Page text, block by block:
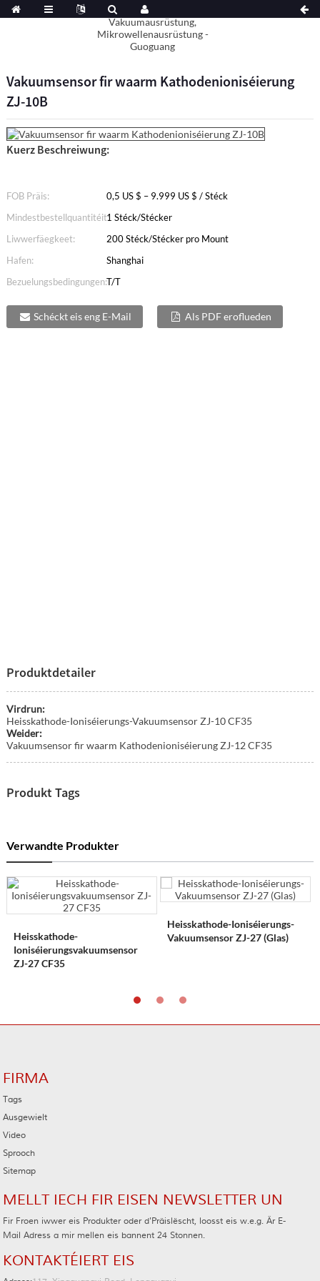
Vakuumsensor fir waarm Kathodenioniséierung
ZJ-10B
Kuerz Beschreiwung:
FOB Präis:
0,5 US $ – 9.999 US $ / Stéck
Mindestbestellquantitéit:1 Stéck/Stécker
Liwwerfäegkeet:
200 Stéck/Stécker pro Mount
Hafen:
Shanghai
Bezuelungsbedingungen:T/T
Schéckt eis eng E-Mail Als PDF eroflueden
Produktdetailer
Virdrun:
Heisskathode-Ioniséierungs-Vakuumsensor ZJ-10 CF35
Weider:
Vakuumsensor fir waarm Kathodenioniséierung ZJ-12 CF35
Produkt Tags
Verwandte Produkter
Heisskathode-
Ioniséierungsvakuumsensor
ZJ-27 CF35
Heisskathode-Ioniséierungs-
Vakuumsensor ZJ-27 (Glas)
FIRMA
Tags
Ausgewielt
Video
Sprooch
Sitemap
MELLT IECH FIR EISEN NEWSLETTER UN
Fir Froen iwwer eis Produkter oder d'Präislëscht, loosst eis w.e.g. Är E-
Mail Adress a mir mellen eis bannent 24 Stonnen.
KONTAKTÉIERT EIS